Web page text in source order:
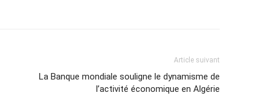
Article suivant
La Banque mondiale souligne le dynamisme de
l’activité économique en Algérie